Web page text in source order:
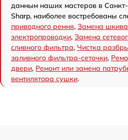
данным наших мастеров в
Sharp, наиболее востребованы
приводного ремня, Замена
электропроводки, Замена
сливного фильтра, Чистка
заливного фильтра-сеточки,
двери, Ремонт или замена
вентилятора сушки.